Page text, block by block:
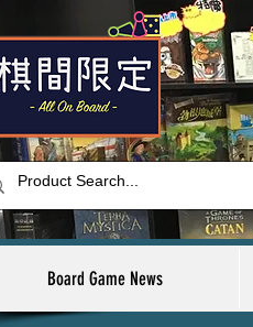
Board Game News